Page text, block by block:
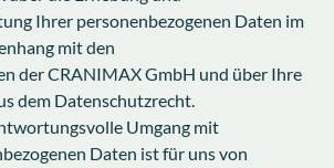
Ihrer personenbezogenen Daten im
mit den
der CRANIMAX GmbH und über Ihre
dem Datenschutzrecht.
Umgang mit
Daten ist für uns von